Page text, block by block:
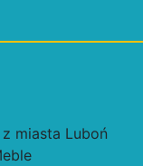
miasta Luboń